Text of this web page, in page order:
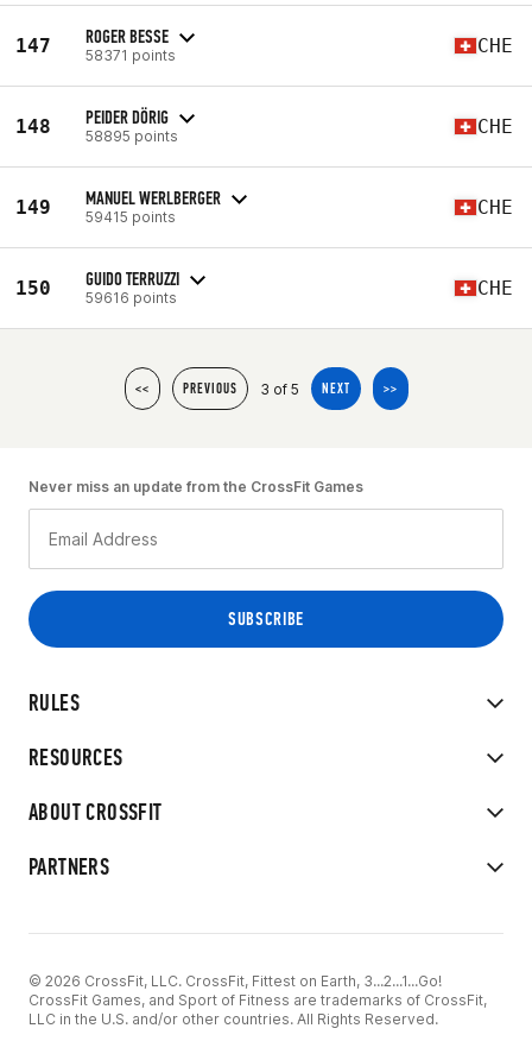
147 ROGER BESSE
58371 points CHE
148 PEIDER DÖRIG
58895 points CHE
149 MANUEL WERLBERGER
59415 points CHE
150 GUIDO TERRUZZI
59616 points CHE
<< PREVIOUS 3 of 5 NEXT >>
RULES
RESOURCES
ABOUT CROSSFIT
PARTNERS
Never miss an update from the CrossFit Games
© 2026 CrossFit, LLC. CrossFit, Fittest on Earth, 3...2...1...Go!
CrossFit Games, and Sport of Fitness are trademarks of CrossFit,
LLC in the U.S. and/or other countries. All Rights Reserved.